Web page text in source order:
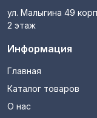
ул. Малыгина 49
2 этаж
Информация
Главная
Каталог товаров
О нас